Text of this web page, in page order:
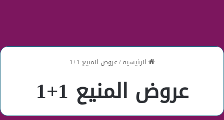
الرئيسية/عروض المنيع 1+1
عروض المنيع 1+1